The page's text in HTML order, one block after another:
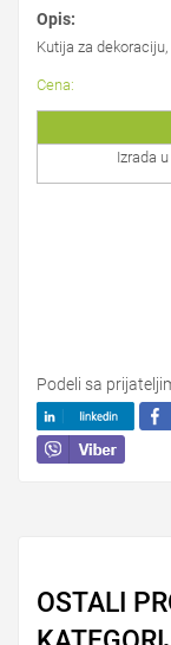
Opis:
Kutija za
Cena:
Izrada
Podeli sa
OSTALI